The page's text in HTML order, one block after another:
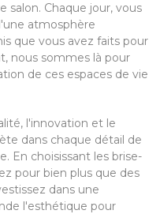
salon. Chaque jour, vous
atmosphère
que vous avez faits pour
nous sommes là pour
de ces espaces de vie
l'innovation et le
dans chaque détail de
En choisissant les brise-
pour bien plus que des
dans une
l'esthétique pour